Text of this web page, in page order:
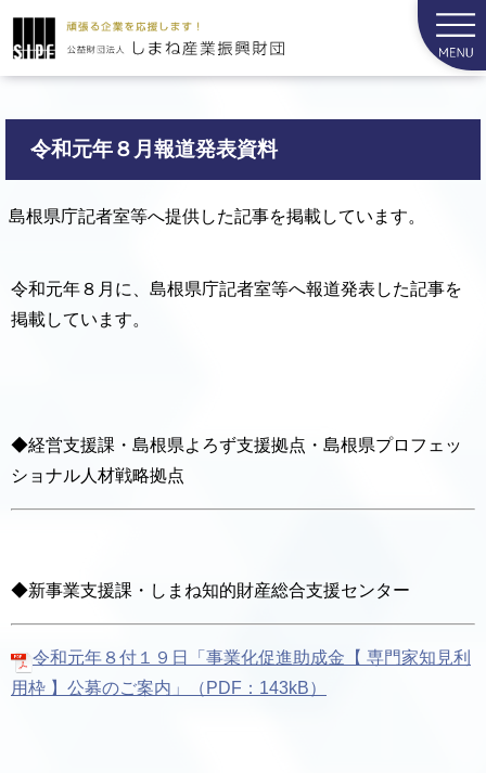
令和元年８月報道発表資料
島根県庁記者室等へ提供した記事を掲載しています。
令和元年８月に、島根県庁記者室等へ報道発表した記事を
掲載しています。
◆経営支援課・島根県よろず支援拠点・島根県プロフェッ
ショナル人材戦略拠点
◆新事業支援課・しまね知的財産総合支援センター
令和元年８付１９日「事業化促進助成金【 専門家知見利
用枠 】 公募のご案内」（PDF：143kB）